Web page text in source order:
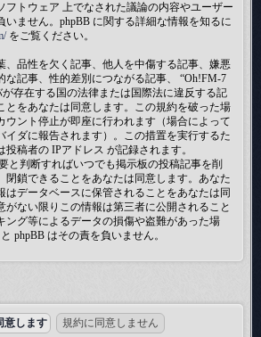
フトウェア 上でなされた議論の内容やユーザー
いません。phpBB に関する詳細な情報を知るに
をご覧ください。
、品性を欠く記事、他人を中傷する記事、嫌悪
な記事、性的差別につながる記事、 “Oh!FM-7
存在する国の法律または国際法に違反する記
とをあなたは同意します。この規約を破った場
ウント停止が即座に行われます（場合によって
イダに報告されます）。この措置を実行するた
稿者の IPアドレス が記録されます。
と判断すればいつでも掲示板の投稿記事を削
閉鎖できることをあなたは同意します。あなた
はデータベースに保管されることをあなたは同
がない限りこの情報は第三者に公開されること
ング等によるデータの損傷や盗難があった場
phpBB はその責を負いません。